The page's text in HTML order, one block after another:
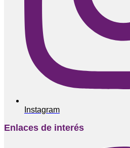
Instagram
Enlaces de interés